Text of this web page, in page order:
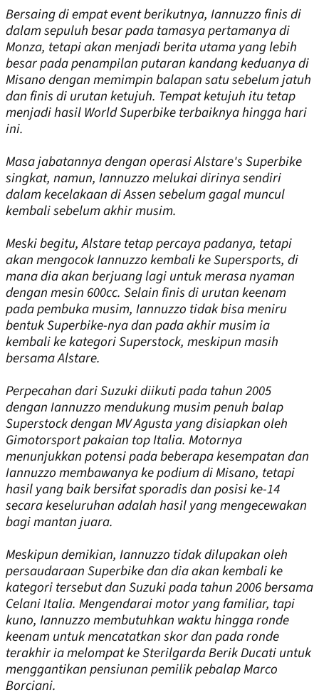
Bersaing di empat event berikutnya, Iannuzzo finis di
dalam sepuluh besar pada tamasya pertamanya di
Monza, tetapi akan menjadi berita utama yang lebih
besar pada penampilan putaran kandang keduanya di
Misano dengan memimpin balapan satu sebelum jatuh
dan finis di urutan ketujuh. Tempat ketujuh itu tetap
menjadi hasil World Superbike terbaiknya hingga hari
ini.
Masa jabatannya dengan operasi Alstare's Superbike
singkat, namun, Iannuzzo melukai dirinya sendiri
dalam kecelakaan di Assen sebelum gagal muncul
kembali sebelum akhir musim.
Meski begitu, Alstare tetap percaya padanya, tetapi
akan mengocok Iannuzzo kembali ke Supersports, di
mana dia akan berjuang lagi untuk merasa nyaman
dengan mesin 600cc. Selain finis di urutan keenam
pada pembuka musim, Iannuzzo tidak bisa meniru
bentuk Superbike-nya dan pada akhir musim ia
kembali ke kategori Superstock, meskipun masih
bersama Alstare.
Perpecahan dari Suzuki diikuti pada tahun 2005
dengan Iannuzzo mendukung musim penuh balap
Superstock dengan MV Agusta yang disiapkan oleh
Gimotorsport pakaian top Italia. Motornya
menunjukkan potensi pada beberapa kesempatan dan
Iannuzzo membawanya ke podium di Misano, tetapi
hasil yang baik bersifat sporadis dan posisi ke-14
secara keseluruhan adalah hasil yang mengecewakan
bagi mantan juara.
Meskipun demikian, Iannuzzo tidak dilupakan oleh
persaudaraan Superbike dan dia akan kembali ke
kategori tersebut dan Suzuki pada tahun 2006 bersama
Celani Italia. Mengendarai motor yang familiar, tapi
kuno, Iannuzzo membutuhkan waktu hingga ronde
keenam untuk mencatatkan skor dan pada ronde
terakhir ia melompat ke Sterilgarda Berik Ducati untuk
menggantikan pensiunan pemilik pebalap Marco
Borciani.